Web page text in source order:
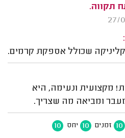
תקווה.
שכולל אספקת קרמים.
מקצועית ונעימה, היא
ומביאה מה שצריך.
10 זמנים 10 יחס 10